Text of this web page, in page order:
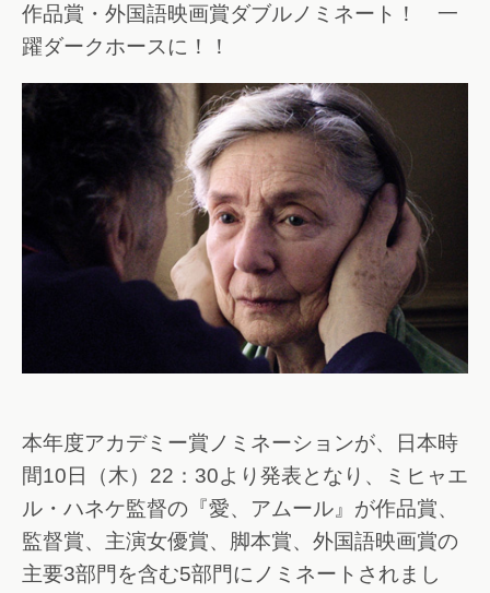
作品賞・外国語映画賞ダブルノミネート！ 一
躍ダークホースに！！
本年度アカデミー賞ノミネーションが、日本時
間10日（木）22：30より発表となり、ミヒャエ
ル・ハネケ監督の『愛、アムール』が作品賞、
監督賞、主演女優賞、脚本賞、外国語映画賞の
主要3部門を含む5部門にノミネートされまし